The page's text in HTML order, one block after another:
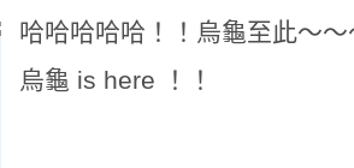
哈哈哈哈哈！！烏龜至此～～
烏龜 is here ！！